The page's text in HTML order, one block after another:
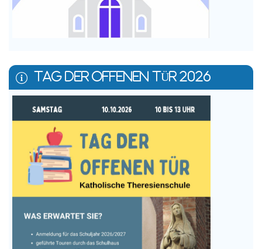
TAG DER OFFENEN TÜR 2026